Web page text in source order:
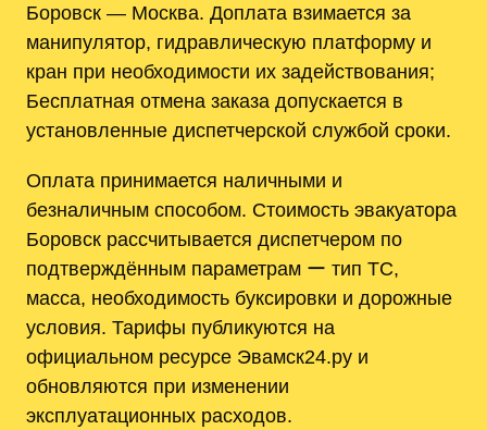
Боровск — Москва. Доплата взимается за
манипулятор, гидравлическую платформу и
кран при необходимости их задействования;
Бесплатная отмена заказа допускается в
установленные диспетчерской службой сроки.
Оплата принимается наличными и
безналичным способом. Стоимость эвакуатора
Боровск рассчитывается диспетчером по
подтверждённым параметрам ー тип ТС,
масса, необходимость буксировки и дорожные
условия. Тарифы публикуются на
официальном ресурсе Эвамск24.ру и
обновляются при изменении
эксплуатационных расходов.